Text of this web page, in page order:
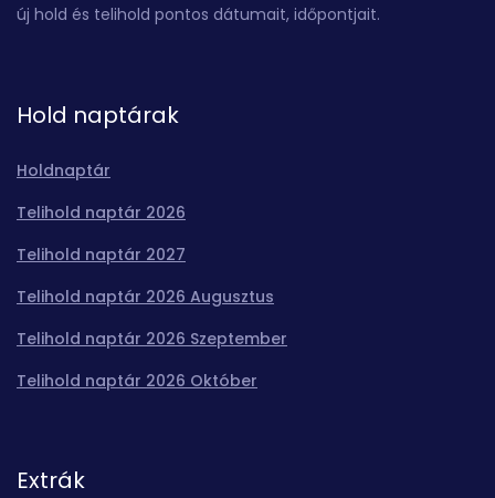
új hold és telihold pontos dátumait, időpontjait.
Hold naptárak
Holdnaptár
Telihold naptár 2026
Telihold naptár 2027
Telihold naptár 2026 Augusztus
Telihold naptár 2026 Szeptember
Telihold naptár 2026 Október
Extrák